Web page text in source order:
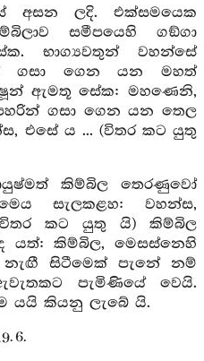
අසන ලදි. එක්සමයෙක
සමීපයෙහි ගඞ්ගා
භාග්‍යවතුන් වහන්සේ
ගසා ගෙන යන මහත්
ඇමතූ සේක: මහණෙනි,
ගසා ගෙන යන තෙල
එසේ ය ... (විතර කට යුතු
කිම්බිල තෙරණුවෝ
සැලකළහ: වහන්ස,
කට යුතු යි) කිම්බිල
කිම්බිල, මෙසස්නෙහි
සිටීමෙක් පැනේ නම්
පැමිණියේ වෙයි.
යයි කියනු ලැබේ යි.
6.